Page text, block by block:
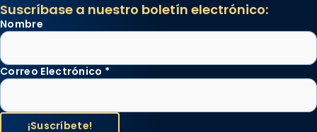
Suscríbase a nuestro boletín electrónico:
Nombre
Correo Electrónico *